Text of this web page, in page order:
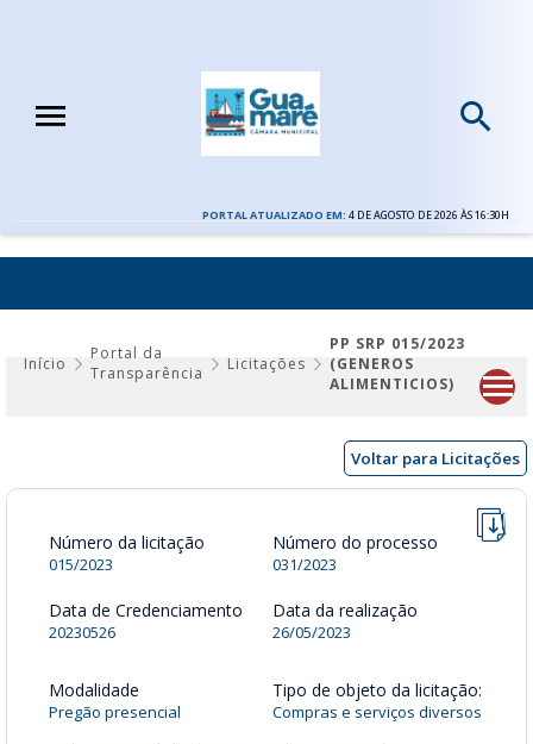
PORTAL ATUALIZADO EM: 4 DE AGOSTO DE 2026 ÀS 16:30H
Início
Portal da
Transparência
Licitações
PP SRP 015/2023
(GENEROS
ALIMENTICIOS)
Voltar para Licitações
Número da licitação
015/2023
Número do processo
031/2023
Data de Credenciamento
20230526
Data da realização
26/05/2023
Modalidade
Pregão presencial
Tipo de objeto da licitação:
Compras e serviços diversos